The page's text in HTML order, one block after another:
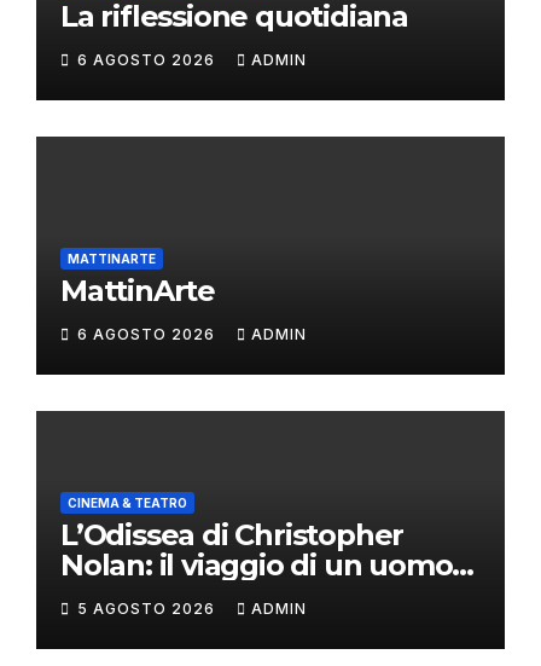
La riflessione quotidiana
6 AGOSTO 2026 ADMIN
MATTINARTE
MattinArte
6 AGOSTO 2026 ADMIN
CINEMA & TEATRO
L’Odissea di Christopher
Nolan: il viaggio di un uomo
oltre il mito
5 AGOSTO 2026 ADMIN